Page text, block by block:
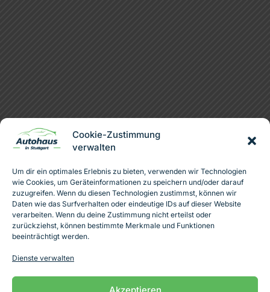
Cookie-Zustimmung
verwalten
Um dir ein optimales Erlebnis zu bieten, verwenden wir Technologien
wie Cookies, um Geräteinformationen zu speichern und/oder darauf
zuzugreifen. Wenn du diesen Technologien zustimmst, können wir
Daten wie das Surfverhalten oder eindeutige IDs auf dieser Website
verarbeiten. Wenn du deine Zustimmung nicht erteilst oder
zurückziehst, können bestimmte Merkmale und Funktionen
beeinträchtigt werden.
Dienste verwalten
Akzeptieren